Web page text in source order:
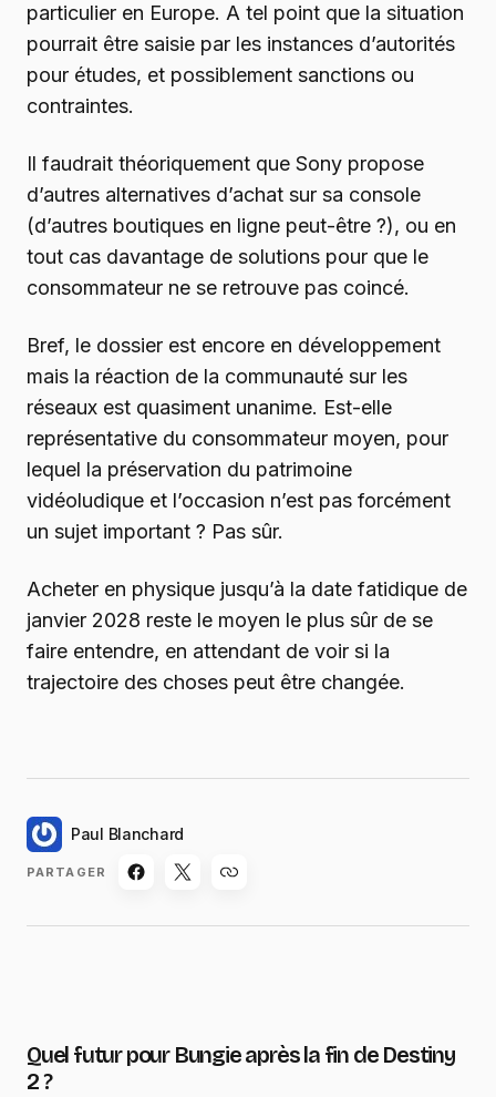
particulier en Europe. A tel point que la situation
pourrait être saisie par les instances d’autorités
pour études, et possiblement sanctions ou
contraintes.
Il faudrait théoriquement que Sony propose
d’autres alternatives d’achat sur sa console
(d’autres boutiques en ligne peut-être ?), ou en
tout cas davantage de solutions pour que le
consommateur ne se retrouve pas coincé.
Bref, le dossier est encore en développement
mais la réaction de la communauté sur les
réseaux est quasiment unanime. Est-elle
représentative du consommateur moyen, pour
lequel la préservation du patrimoine
vidéoludique et l’occasion n’est pas forcément
un sujet important ? Pas sûr.
Acheter en physique jusqu’à la date fatidique de
janvier 2028 reste le moyen le plus sûr de se
faire entendre, en attendant de voir si la
trajectoire des choses peut être changée.
Paul Blanchard
PARTAGER
Quel futur pour Bungie après la fin de Destiny
2 ?